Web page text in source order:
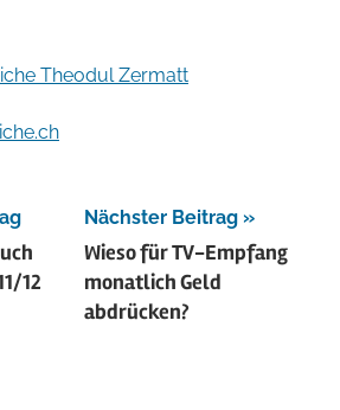
Theodul Zermatt
12
Nächster Beitrag
Wieso für TV-Empfang
monatlich Geld
abdrücken?